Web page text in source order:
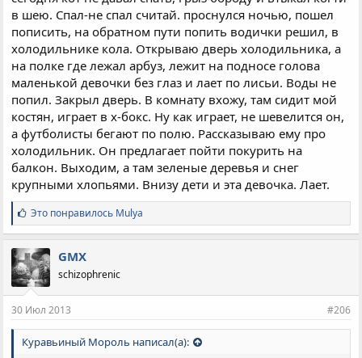
в шею. Спал-не спал считай. проснулся ночью, пошел
пописить, на обратном пути попить водички решил, в
холодильнике кола. Открываю дверь холодильника, а
на полке где лежал арбуз, лежит на подносе голова
маленькой девочки без глаз и лает по лисьи. Воды не
попил. Закрыл дверь. В комнату вхожу, там сидит мой
костян, играет в х-бокс. Ну как играет, не шевелится он,
а футболисты бегают по полю. Рассказываю ему про
холодильник. Он предлагает пойти покурить на
балкон. Выходим, а там зеленые деревья и снег
крупными хлопьями. Внизу дети и эта девочка. Лает.
С
и
м
п
а
т
и
:
Это понравилось Mulya
GMX
schizophrenic
30 Июл 2013 #206
Куравьиный Мороль написал(а):